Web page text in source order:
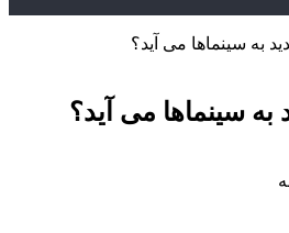
به سینماها می آید؟
سینماها می آید؟